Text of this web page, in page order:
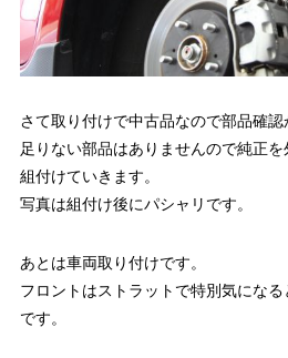
さて取り付けで中古品なので部品確認
足りない部品はありませんので純正
組付けていきます。
写真は組付け後にパシャリです。
あとは車両取り付けです。
フロントはストラットで特別気にな
です。